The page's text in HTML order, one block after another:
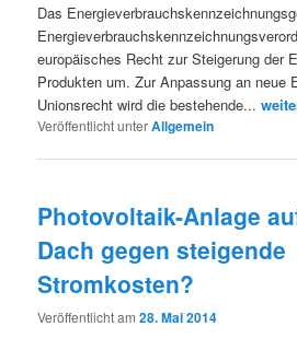
Das
europäisches Recht zur Steigerung der
Produkten um. Zur Anpassung an neue
Unionsrecht wird die bestehende...
Veröffentlicht unterAllgemein
Photovoltaik-Anlage
Dach gegen steigende
Stromkosten?
Veröffentlicht am28. Mai 2014